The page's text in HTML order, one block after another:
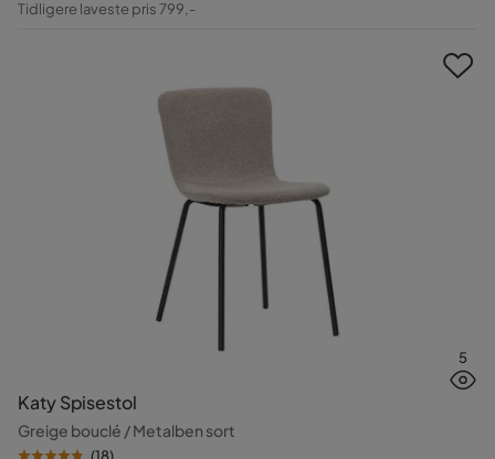
Tidligere laveste pris 799,-
5
Katy Spisestol
Greige bouclé / Metalben sort
(18)